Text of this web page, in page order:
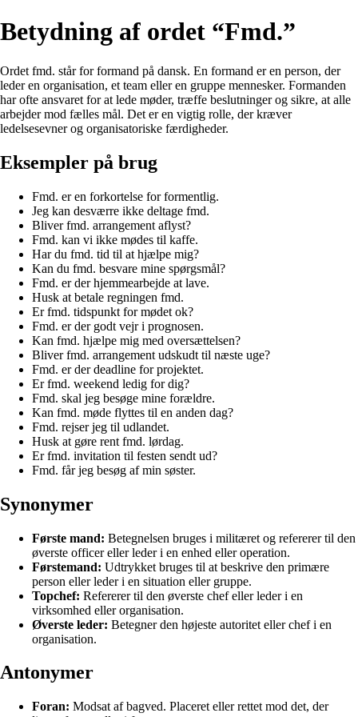
Betydning af ordet “Fmd.”
Ordet fmd. står for formand på dansk. En formand er en person, der
leder en organisation, et team eller en gruppe mennesker. Formanden
har ofte ansvaret for at lede møder, træffe beslutninger og sikre, at alle
arbejder mod fælles mål. Det er en vigtig rolle, der kræver
ledelsesevner og organisatoriske færdigheder.
Eksempler på brug
Fmd. er en forkortelse for formentlig.
Jeg kan desværre ikke deltage fmd.
Bliver fmd. arrangement aflyst?
Fmd. kan vi ikke mødes til kaffe.
Har du fmd. tid til at hjælpe mig?
Kan du fmd. besvare mine spørgsmål?
Fmd. er der hjemmearbejde at lave.
Husk at betale regningen fmd.
Er fmd. tidspunkt for mødet ok?
Fmd. er der godt vejr i prognosen.
Kan fmd. hjælpe mig med oversættelsen?
Bliver fmd. arrangement udskudt til næste uge?
Fmd. er der deadline for projektet.
Er fmd. weekend ledig for dig?
Fmd. skal jeg besøge mine forældre.
Kan fmd. møde flyttes til en anden dag?
Fmd. rejser jeg til udlandet.
Husk at gøre rent fmd. lørdag.
Er fmd. invitation til festen sendt ud?
Fmd. får jeg besøg af min søster.
Synonymer
Første mand: Betegnelsen bruges i militæret og refererer til den
øverste officer eller leder i en enhed eller operation.
Førstemand: Udtrykket bruges til at beskrive den primære
person eller leder i en situation eller gruppe.
Topchef: Refererer til den øverste chef eller leder i en
virksomhed eller organisation.
Øverste leder: Betegner den højeste autoritet eller chef i en
organisation.
Antonymer
Foran: Modsat af bagved. Placeret eller rettet mod det, der